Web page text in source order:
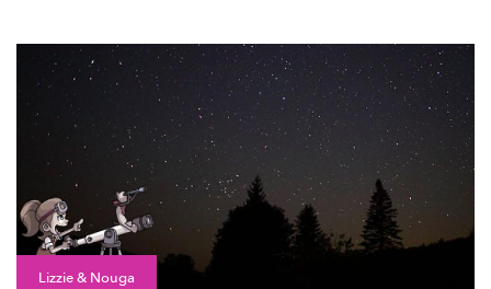
Lizzie & Nouga